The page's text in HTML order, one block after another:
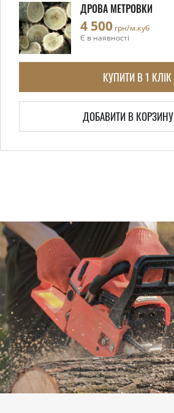
ДРОВА МЕТРОВКИ
4 500 грн/м.куб
Є в наявності
КУПИТИ В 1 КЛІК
ДОБАВИТИ В КОРЗИНУ